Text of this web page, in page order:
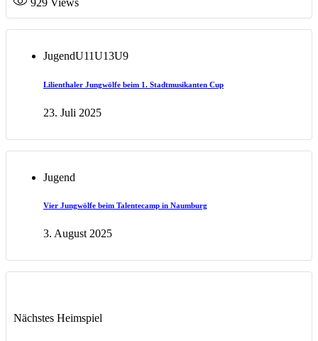
JugendU11U13U9
Lilienthaler Jungwölfe beim 1. Stadtmusikanten Cup
23. Juli 2025
Jugend
Vier Jungwölfe beim Talentecamp in Naumburg
3. August 2025
Nächstes Heimspiel